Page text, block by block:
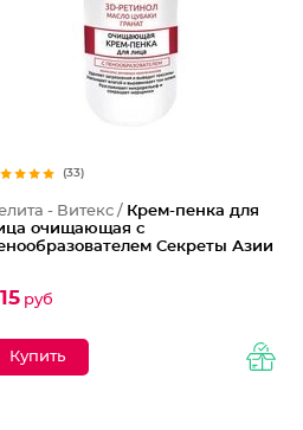
(33)
- Витекс / Крем-пенка для
очищающая с
Секреты Азии
руб